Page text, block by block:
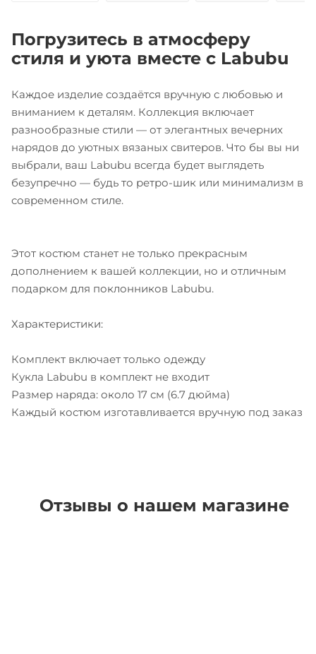
Погрузитесь в атмосферу
стиля и уюта вместе с Labubu
Каждое изделие создаётся вручную с любовью и
вниманием к деталям. Коллекция включает
разнообразные стили — от элегантных вечерних
нарядов до уютных вязаных свитеров. Что бы вы ни
выбрали, ваш Labubu всегда будет выглядеть
безупречно — будь то ретро-шик или минимализм в
современном стиле.
Этот костюм станет не только прекрасным
дополнением к вашей коллекции, но и отличным
подарком для поклонников Labubu.
Характеристики:
Комплект включает только одежду
Кукла Labubu в комплект не входит
Размер наряда: около 17 см (6.7 дюйма)
Каждый костюм изготавливается вручную под заказ
Отзывы о нашем магазине